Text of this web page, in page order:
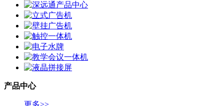
产品中心
更多>>